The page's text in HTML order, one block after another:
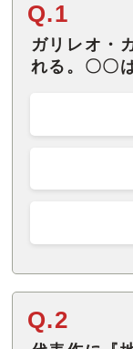
Q.1
ガリレオ・
れる。〇〇
Q.2